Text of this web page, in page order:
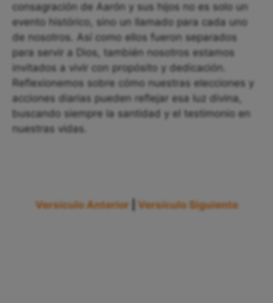
consagración de Aarón y sus hijos no es solo un
evento histórico, sino un llamado para cada uno
de nosotros. Así como ellos fueron separados
para servir a Dios, también nosotros estamos
invitados a vivir con propósito y dedicación.
Reflexionemos sobre cómo nuestras elecciones y
acciones diarias pueden reflejar esa luz divina,
buscando siempre la santidad y el testimonio en
nuestras vidas.
Versículo Anterior Versículo Siguiente